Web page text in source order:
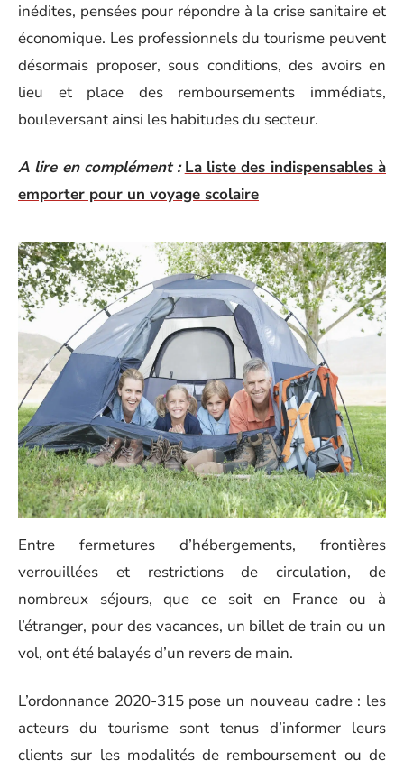
inédites, pensées pour répondre à la crise sanitaire et
économique. Les professionnels du tourisme peuvent
désormais proposer, sous conditions, des avoirs en
lieu et place des remboursements immédiats,
bouleversant ainsi les habitudes du secteur.
A lire en complément : La liste des indispensables à
emporter pour un voyage scolaire
Entre fermetures d’hébergements, frontières
verrouillées et restrictions de circulation, de
nombreux séjours, que ce soit en France ou à
l’étranger, pour des vacances, un billet de train ou un
vol, ont été balayés d’un revers de main.
L’ordonnance 2020-315 pose un nouveau cadre : les
acteurs du tourisme sont tenus d’informer leurs
clients sur les modalités de remboursement ou de